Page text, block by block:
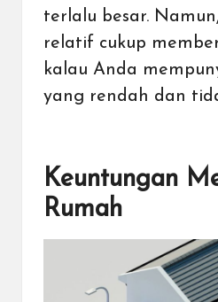
terlalu besar.
relatif cukup
kalau Anda
yang rendah dan
Keuntungan
Rumah